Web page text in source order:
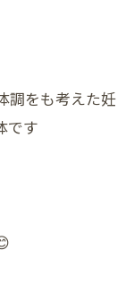
調をも考えた妊
です